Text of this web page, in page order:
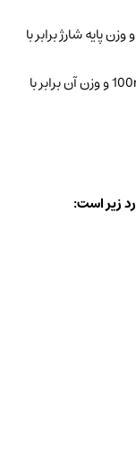
6_ ابعاد پایه شارژ برابر با 87mm*56mm*49mm و وزن پایه شارژ برابر با
7_ ابعاد پایه دستگاه برابر با 100mm*60mm*40mm و وزن آن برابر با